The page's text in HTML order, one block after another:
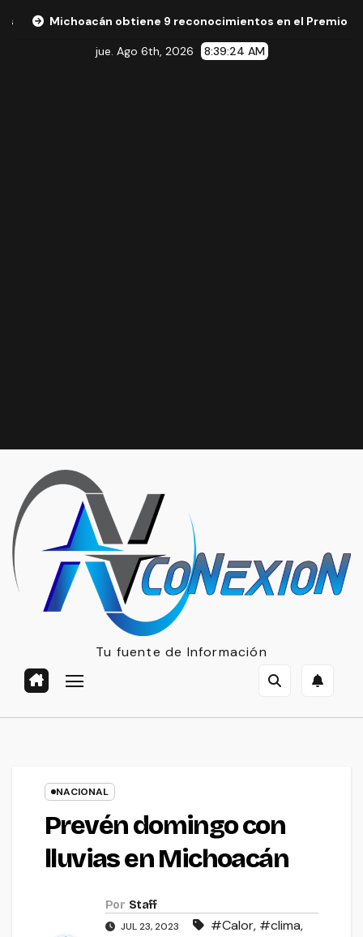
obtiene 9 reconocimientos en el Premio Nacional de
jue. Ago 6th, 2026 8:39:25 AM
Tu fuente de Información
NACIONAL
Prevén domingo con
lluvias en Michoacán
Por Staff
JUL 23, 2023 #Calor, #clima,